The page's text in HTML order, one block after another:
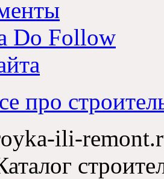
Do Follow
про
ili-